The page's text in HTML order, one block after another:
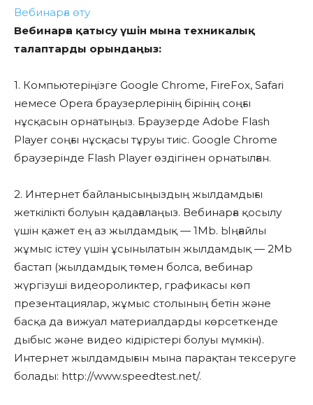
Вебинарға өту
Вебинарға қатысу үшін мына техникалық
талаптарды орындаңыз:
1. Компьютеріңізге Google Chrome, FireFox, Safari
немесе Opera браузерлерінің бірінің соңғы
нұсқасын орнатыңыз. Браузерде Adobe Flash
Player соңғы нұсқасы тұруы тиіс. Google Chrome
браузерінде Flash Player өздігінен орнатылған.
2. Интернет байланысыңыздың жылдамдығы
жеткілікті болуын қадағалаңыз. Вебинарға қосылу
үшін қажет ең аз жылдамдық — 1Mb. Ыңғайлы
жұмыс істеу үшін ұсынылатын жылдамдық — 2Mb
бастап (жылдамдық төмен болса, вебинар
жүргізуші видеороликтер, графикасы көп
презентациялар, жұмыс столының бетін және
басқа да вижуал материалдарды көрсеткенде
дыбыс және видео кідірістері болуы мүмкін).
Интернет жылдамдығын мына парақтан тексеруге
болады: http://www.speedtest.net/.